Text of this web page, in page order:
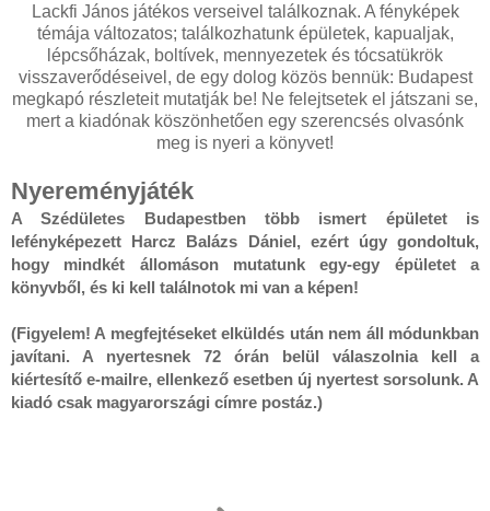
Lackfi János játékos verseivel találkoznak. A fényképek
témája változatos; találkozhatunk épületek, kapualjak,
lépcsőházak, boltívek, mennyezetek és tócsatükrök
visszaverődéseivel, de egy dolog közös bennük: Budapest
megkapó részleteit mutatják be! Ne felejtsetek el játszani se,
mert a kiadónak köszönhetően egy szerencsés olvasónk
meg is nyeri a könyvet!
Nyereményjáték
A Szédületes Budapestben több ismert épületet is
lefényképezett Harcz Balázs Dániel, ezért úgy gondoltuk,
hogy mindkét állomáson mutatunk egy-egy épületet a
könyvből, és ki kell találnotok mi van a képen!
(Figyelem! A megfejtéseket elküldés után nem áll módunkban
javítani. A nyertesnek 72 órán belül válaszolnia kell a
kiértesítő e-mailre, ellenkező esetben új nyertest sorsolunk. A